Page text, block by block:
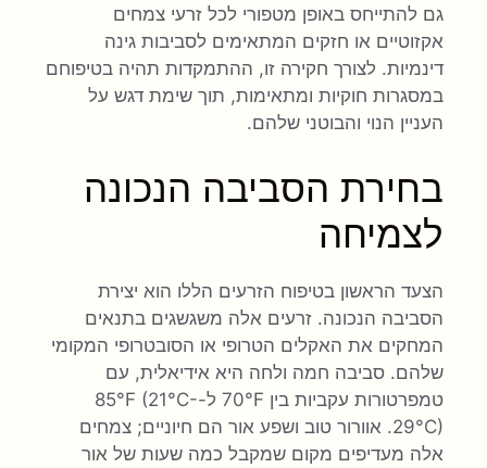
גם להתייחס באופן מטפורי לכל זרעי צמחים
אקזוטיים או חזקים המתאימים לסביבות גינה
דינמיות. לצורך חקירה זו, ההתמקדות תהיה בטיפוחם
במסגרות חוקיות ומתאימות, תוך שימת דגש על
העניין הנוי והבוטני שלהם.
בחירת הסביבה הנכונה
לצמיחה
הצעד הראשון בטיפוח הזרעים הללו הוא יצירת
הסביבה הנכונה. זרעים אלה משגשגים בתנאים
המחקים את האקלים הטרופי או הסובטרופי המקומי
שלהם. סביבה חמה ולחה היא אידיאלית, עם
טמפרטורות עקביות בין 70°F ל-85°F (21°C-
29°C). אוורור טוב ושפע אור הם חיוניים; צמחים
אלה מעדיפים מקום שמקבל כמה שעות של אור